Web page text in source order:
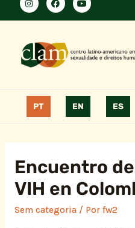
PT EN ES
Encuentro
VIH en
Sem categoria/ Por fw2